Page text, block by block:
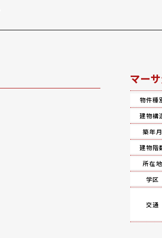
マー
物件種
建物構
築年月
建物階
所在地
学区
交通